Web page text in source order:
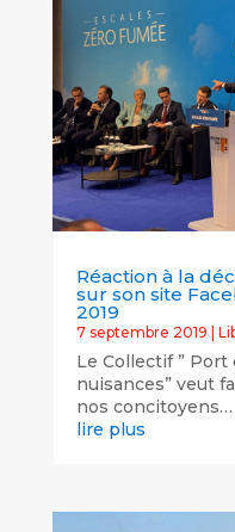
Réaction à la
sur son site
2019
7 septembre 2019 |
Le Collectif ” Port
nuisances” veut
nos concitoyens…
lire plus